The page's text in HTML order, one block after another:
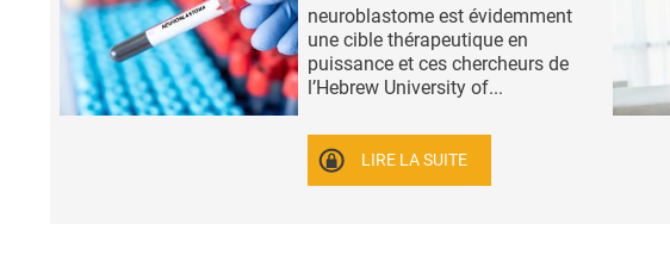
neuroblastome est évidemment
une cible thérapeutique en
puissance et ces chercheurs de
l’Hebrew University of...
LIRE LA SUITE